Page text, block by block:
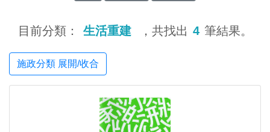
目前分類： 生活重建 ，共找出 4 筆結果。
施政分類 展開/收合